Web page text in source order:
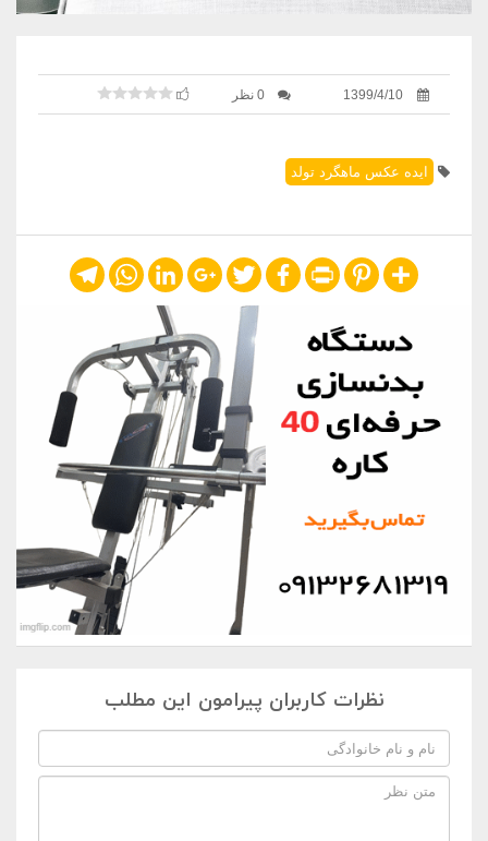
1399/4/10 0 نظر
ایده عکس ماهگرد تولد
Share
Pinterest
Print
Facebook
Twitter
Google+
LinkedIn
WhatsApp
Telegram
نظرات کاربران پیرامون این مطلب